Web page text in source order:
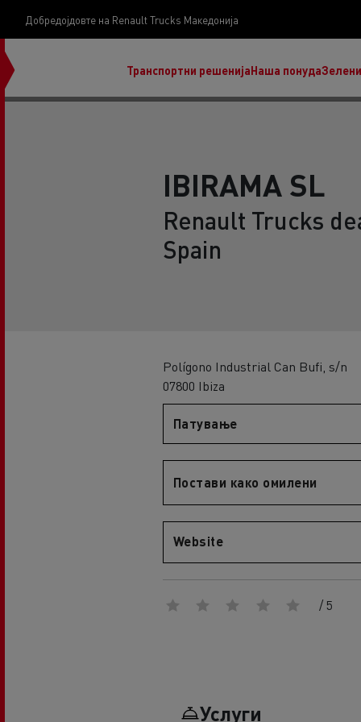
Добредојдовте на Renault Trucks Македонија
Транспортни решенијаНаша понуда
D Wide E-Tech
нашата визија
Koji kamion na alternativnu energiju je pravi za
An engineer's dream
Design: the electric truck revolution
IBIRAMA SL
Renault Trucks
Spain
Polígono Industrial Can Bufi, s/n
07800 Ibiza
Патување
Постави како омилени
Website
/ 5
Услуги